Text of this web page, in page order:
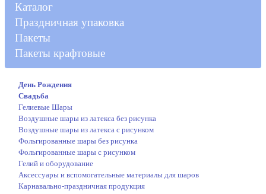
Каталог
Праздничная упаковка
Пакеты
Пакеты крафтовые
День Рождения
Свадьба
Гелиевые Шары
Воздушные шары из латекса без рисунка
Воздушные шары из латекса с рисунком
Фольгированные шары без рисунка
Фольгированные шары с рисунком
Гелий и оборудование
Аксессуары и вспомогательные материалы для шаров
Карнавально-праздничная продукция